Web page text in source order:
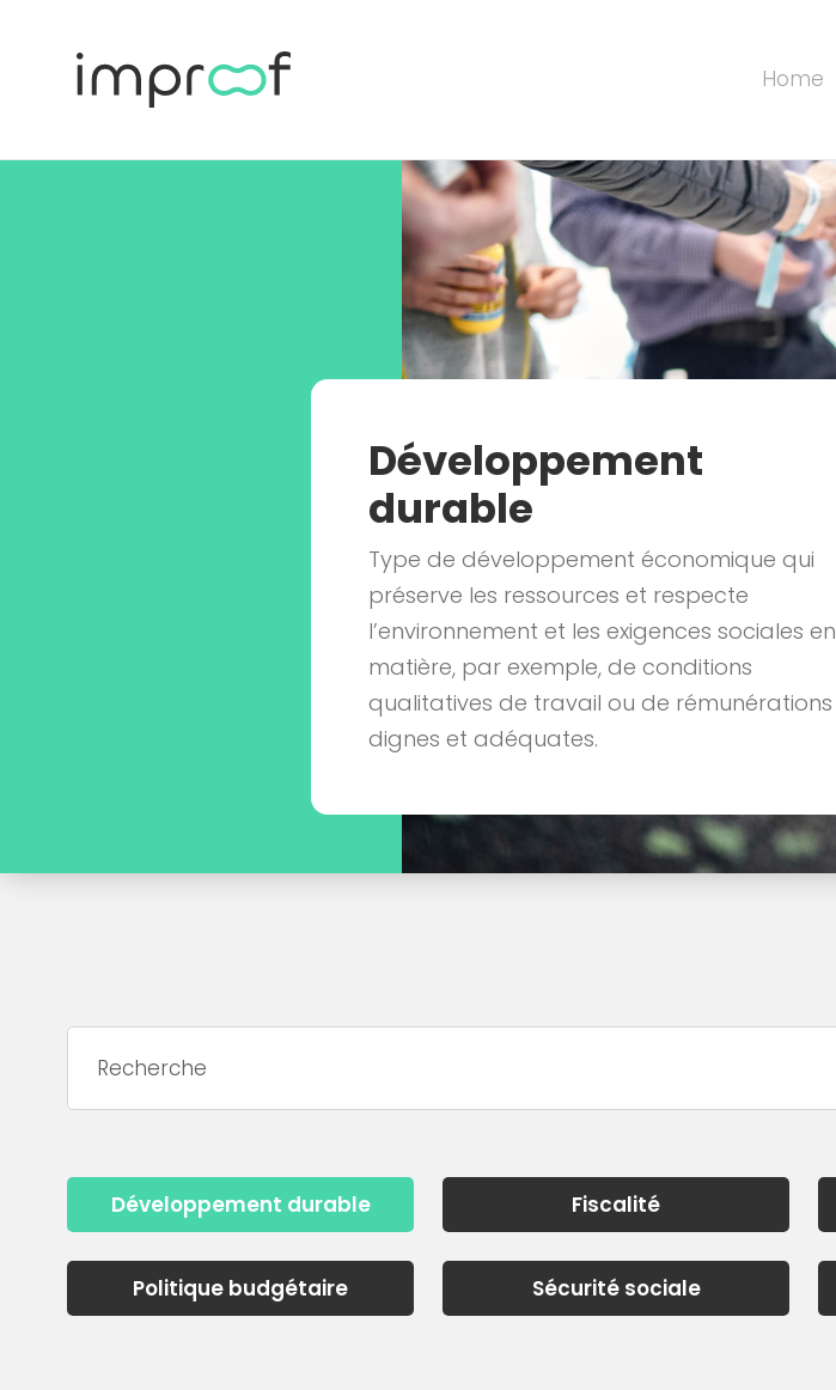
Home
Développement
durable
Type de développement économique qui
préserve les ressources et respecte
l’environnement et les exigences sociales en
matière, par exemple, de conditions
qualitatives de travail ou de rémunérations
dignes et adéquates.
Développement durable Fiscalité
Politique budgétaire Sécurité sociale